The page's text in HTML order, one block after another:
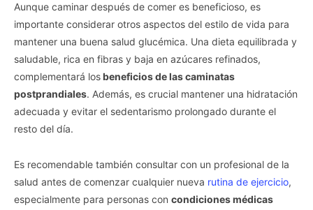
Aunque caminar después de comer es beneficioso, es
importante considerar otros aspectos del estilo de vida para
mantener una buena salud glucémica. Una dieta equilibrada y
saludable, rica en fibras y baja en azúcares refinados,
complementará los beneficios de las caminatas
postprandiales. Además, es crucial mantener una hidratación
adecuada y evitar el sedentarismo prolongado durante el
resto del día.
Es recomendable también consultar con un profesional de la
salud antes de comenzar cualquier nueva rutina de ejercicio,
especialmente para personas con condiciones médicas